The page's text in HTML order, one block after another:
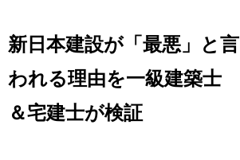
新日本建設が「最悪」と言
われる理由を一級建築士
＆宅建士が検証